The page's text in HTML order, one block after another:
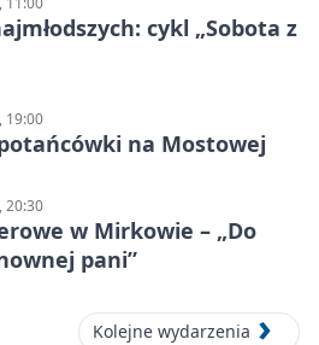
cykl „Sobota z
19:00
na Mostowej
20:30
w Mirkowie – „Do
pani”
Kolejne wydarzenia